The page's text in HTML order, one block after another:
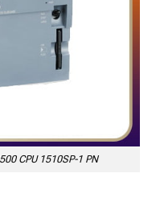
CPU 1510SP-1 PN